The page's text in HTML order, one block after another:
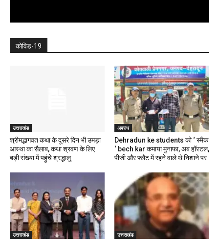
कोविड-19
उत्तराखंड
श्रीमद्भागवत कथा के दूसरे दिन भी उमड़ा
आस्था का सैलाब, कथा श्रवण के लिए
बड़ी संख्या में पहुंचे श्रद्धालु
अपराध
Dehradun ke students को ‘ स्मैक
‘ bech kar कमाया मुनाफा, अब हॉस्टल,
पीजी और फ्लैट में रहने वाले थे निशाने पर
उत्तराखंड उत्तराखंड